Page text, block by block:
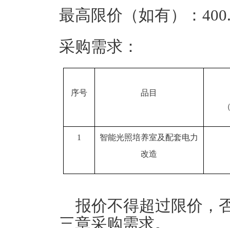
最高限价（如有）：
采购需求：
序号
品目
1
智能光照培养室及配套电力
改造
报价不得超过限价，
三章采购需求。